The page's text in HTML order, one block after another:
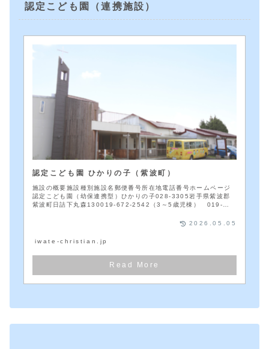
認定こども園（連携施設）
認定こども園 ひかりの子（紫波町）
施設の概要施設種別施設名郵便番号所在地電話番号ホームページ
認定こども園（幼保連携型）ひかりの子028-3305岩手県紫波郡
紫波町日詰下丸森130019-672-2542（3～5歳児棟） 019-
iwate-christian.jp
2026.05.05